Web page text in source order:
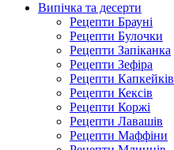
Випічка та десерти
Рецепти Брауні
Рецепти Булочки
Рецепти Запіканка
Рецепти Зефіра
Рецепти Капкейків
Рецепти Кексів
Рецепти Коржі
Рецепти Лавашів
Рецепти Маффіни